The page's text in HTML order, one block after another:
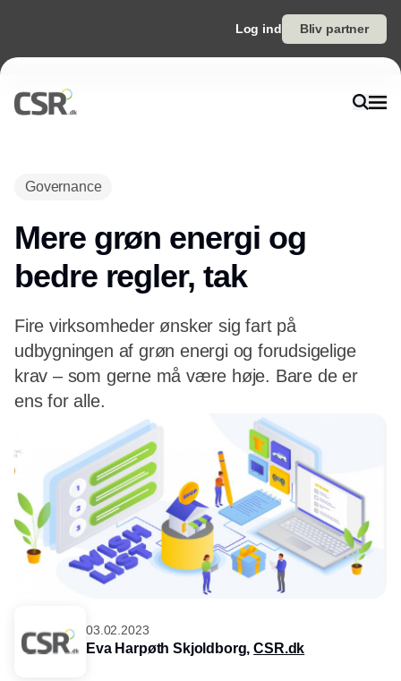
Log ind Bliv partner
Governance
Mere grøn energi og
bedre regler, tak
Fire virksomheder ønsker sig fart på
udbygningen af grøn energi og forudsigelige
krav – som gerne må være høje. Bare de er
ens for alle.
03.02.2023
Eva Harpøth Skjoldborg,CSR.dk